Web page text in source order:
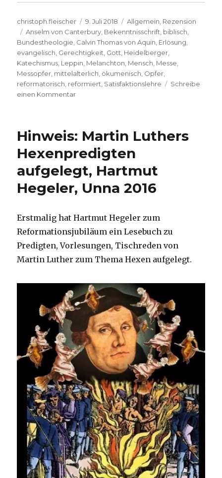
Autor
christoph.fleischer
Veröffentlicht
am
9. Juli 2018 Kategorien
Allgemein Rezension
Schlagwörter
Anselm von Canterbury Bekenntnisschrift biblisch
Bundestheologie Calvin Thomas von Aquin Erlösung
evangelisch Gerechtigkeit Gott Heidelberger
Katechismus Leppin Melanchton Mensch Messe
Messopfer mittelalterlich ökumenisch Opfer
reformatorisch reformiert Satisfaktionslehre
Schreibe
einen Kommentarzu
Mittelalter
Neuzeit,
Rezension
von
Christoph
2018
Hinweis: Martin Luthers
Hexenpredigten
aufgelegt, Hartmut
Hegeler, Unna 2016
Erstmalig hat Hartmut Hegeler zum
Reformationsjubiläum ein Lesebuch zu
Predigten, Vorlesungen, Tischreden von
Martin Luther zum Thema Hexen aufgelegt.